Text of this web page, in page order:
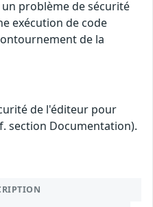
problème de sécurité
exécution de code
de la
de l'éditeur pour
section Documentation).